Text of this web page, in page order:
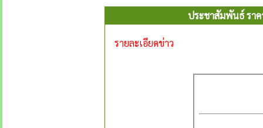
ประชาสัมพันธ์ รา
รายละเอียดข่าว